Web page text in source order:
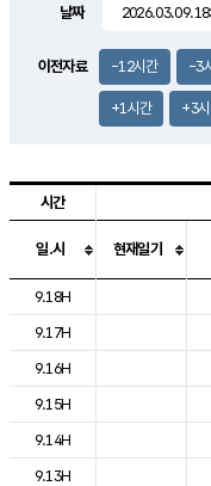
날짜
이전자료 -12시간 -3
+1시간 +3
도시별 기상실황표로 지
시간
일.시 현재일기
9.18H
9.17H
9.16H
9.15H
9.14H
9.13H